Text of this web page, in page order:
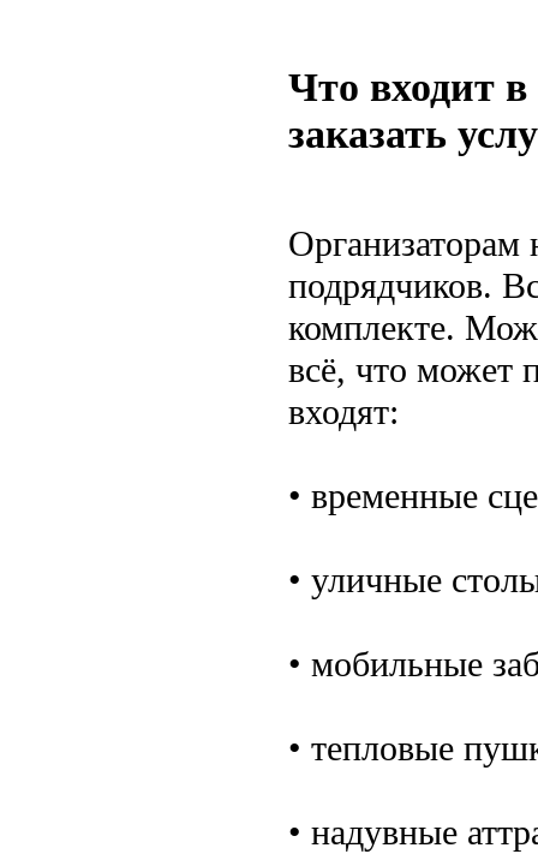
Что входит
заказать
Организаторам
подрядчиков.
комплекте.
всё, что может
входят:
• временные
• уличные
• мобильные
• тепловые
• надувные